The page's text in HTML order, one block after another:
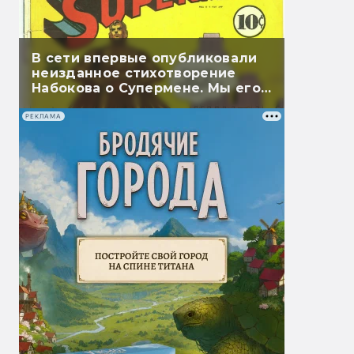
В сети впервые опубликовали
неизданное стихотворение
Набокова о Супермене. Мы его
перевели
РЕКЛАМА